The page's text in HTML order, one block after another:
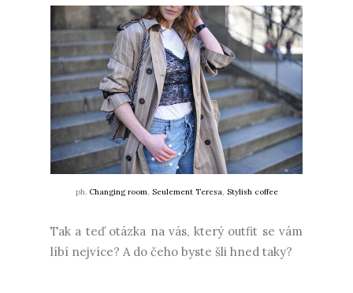
ph. Changing room Seulement Teresa Stylish coffee
Tak a teď otázka na vás, který outfit se vám
líbí nejvíce? A do čeho byste šli hned taky?